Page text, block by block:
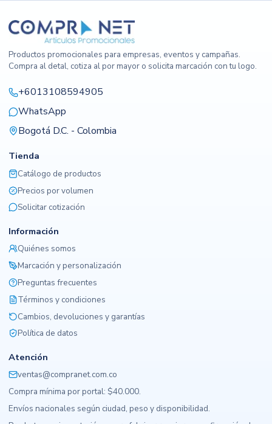
Productos promocionales para empresas, eventos y campañas.
Compra al detal, cotiza al por mayor o solicita marcación con tu logo.
+6013108594905
WhatsApp
Bogotá D.C. - Colombia
Tienda
Catálogo de productos
Precios por volumen
Solicitar cotización
Información
Quiénes somos
Marcación y personalización
Preguntas frecuentes
Términos y condiciones
Cambios, devoluciones y garantías
Política de datos
Atención
ventas@compranet.com.co
Compra mínima por portal: $40.000.
Envíos nacionales según ciudad, peso y disponibilidad.